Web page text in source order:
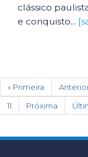
clássico
e conquisto...
« Primeira
11
Próxima